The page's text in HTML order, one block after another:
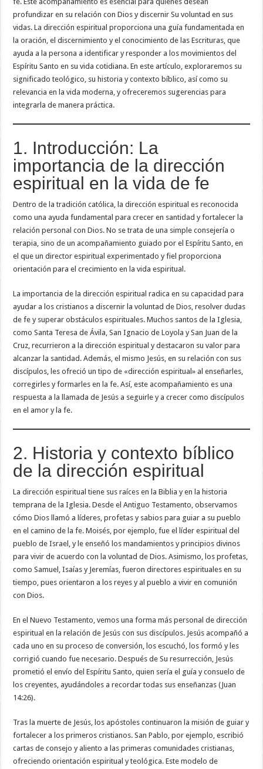
profundizar en su relación con Dios y discernir Su voluntad en sus
vidas. La dirección espiritual proporciona una guía fundamentada en
la oración, el discernimiento y el conocimiento de las Escrituras, que
ayuda a la persona a identificar y responder a los movimientos del
Espíritu Santo en su vida cotidiana. En este artículo, exploraremos su
significado teológico, su historia y contexto bíblico, así como su
relevancia en la vida moderna, y ofreceremos sugerencias para
integrarla de manera práctica.
1. Introducción: La
importancia de la dirección
espiritual en la vida de fe
Dentro de la tradición católica, la dirección espiritual es reconocida
como una ayuda fundamental para crecer en santidad y fortalecer la
relación personal con Dios. No se trata de una simple consejería o
terapia, sino de un acompañamiento guiado por el Espíritu Santo, en
el que un director espiritual experimentado y fiel proporciona
orientación para el crecimiento en la vida espiritual.
La importancia de la dirección espiritual radica en su capacidad para
ayudar a los cristianos a discernir la voluntad de Dios, resolver dudas
de fe y superar obstáculos espirituales. Muchos santos de la Iglesia,
como Santa Teresa de Ávila, San Ignacio de Loyola y San Juan de la
Cruz, recurrieron a la dirección espiritual y destacaron su valor para
alcanzar la santidad. Además, el mismo Jesús, en su relación con sus
discípulos, les ofreció un tipo de «dirección espiritual» al enseñarles,
corregirles y formarles en la fe. Así, este acompañamiento es una
respuesta a la llamada de Jesús a seguirle y a crecer como discípulos
en el amor y la fe.
2. Historia y contexto bíblico
de la dirección espiritual
La dirección espiritual tiene sus raíces en la Biblia y en la historia
temprana de la Iglesia. Desde el Antiguo Testamento, observamos
cómo Dios llamó a líderes, profetas y sabios para guiar a su pueblo
en el camino de la fe. Moisés, por ejemplo, fue el líder espiritual del
pueblo de Israel, y le enseñó los mandamientos y principios divinos
para vivir de acuerdo con la voluntad de Dios. Asimismo, los profetas,
como Samuel, Isaías y Jeremías, fueron directores espirituales en su
tiempo, pues orientaron a los reyes y al pueblo a vivir en comunión
con Dios.
En el Nuevo Testamento, vemos una forma más personal de dirección
espiritual en la relación de Jesús con sus discípulos. Jesús acompañó a
cada uno en su proceso de conversión, los escuchó, los formó y les
corrigió cuando fue necesario. Después de Su resurrección, Jesús
prometió el envío del Espíritu Santo, quien sería el guía y consuelo de
los creyentes, ayudándoles a recordar todas sus enseñanzas (Juan
14:26).
Tras la muerte de Jesús, los apóstoles continuaron la misión de guiar y
fortalecer a los primeros cristianos. San Pablo, por ejemplo, escribió
cartas de consejo y aliento a las primeras comunidades cristianas,
ofreciendo orientación espiritual y teológica. Este modelo de